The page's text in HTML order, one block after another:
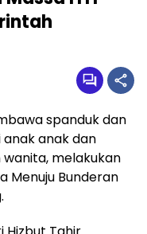
spanduk dan
anak dan
melakukan
Menuju Bunderan